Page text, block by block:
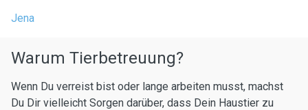
Jena
Warum Tierbetreuung?
Wenn Du verreist bist oder lange arbeiten musst, machst
Du Dir vielleicht Sorgen darüber, dass Dein Haustier zu